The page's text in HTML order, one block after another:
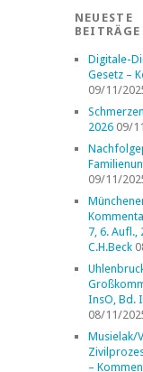
NEUESTE
BEITRÄGE
Digitale-
Gesetz –
09/11/
2026 09/
09/11/
7, 6. Aufl.,
C.H.Beck
InsO, Bd.
08/11/
Musielak/
–